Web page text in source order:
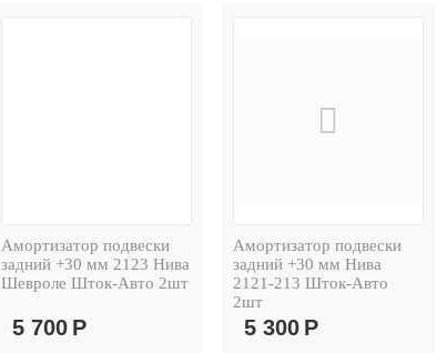
Амортизатор подвески
задний +30 мм 2123 Нива
Шевроле Шток-Авто 2шт
5 700 Р
Амортизатор подвески
задний +30 мм Нива
2121-213 Шток-Авто
2шт
5 300 Р